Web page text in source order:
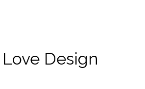
Design